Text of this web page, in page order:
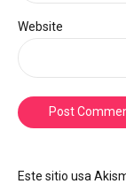
Website
Post
Este sitio usa